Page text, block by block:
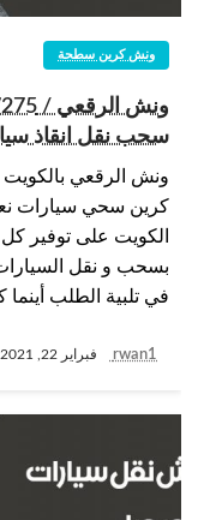
ونش كرين سطحة
سحب نقل انقاذ
ونش الرقعي
كرين سحي سيارات
الكويت على توفير
بسحب و نقل
في تلبية الطلب
rwan1 فبراير 22, 2021